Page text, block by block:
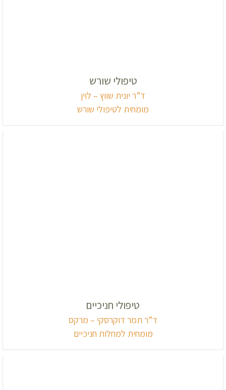
טיפולי שורש
ד”ר יונית שווץ – לוין
מומחית לטיפולי שורש
טיפולי חניכיים
ד”ר תמר דוקרסקי – מרקס
מומחית למחלות חניכיים